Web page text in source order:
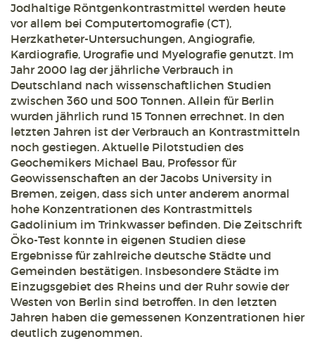
Jodhaltige Röntgenkontrastmittel werden heute
vor allem bei Computertomografie (CT),
Herzkatheter-Untersuchungen, Angiografie,
Kardiografie, Urografie und Myelografie genutzt. Im
Jahr 2000 lag der jährliche Verbrauch in
Deutschland nach wissenschaftlichen Studien
zwischen 360 und 500 Tonnen. Allein für Berlin
wurden jährlich rund 15 Tonnen errechnet. In den
letzten Jahren ist der Verbrauch an Kontrastmitteln
noch gestiegen. Aktuelle Pilotstudien des
Geochemikers Michael Bau, Professor für
Geowissenschaften an der Jacobs University in
Bremen, zeigen, dass sich unter anderem anormal
hohe Konzentrationen des Kontrastmittels
Gadolinium im Trinkwasser befinden. Die Zeitschrift
Öko-Test konnte in eigenen Studien diese
Ergebnisse für zahlreiche deutsche Städte und
Gemeinden bestätigen. Insbesondere Städte im
Einzugsgebiet des Rheins und der Ruhr sowie der
Westen von Berlin sind betroffen. In den letzten
Jahren haben die gemessenen Konzentrationen hier
deutlich zugenommen.